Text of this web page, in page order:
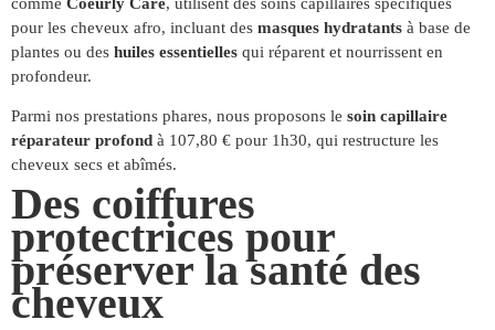
pour les cheveux afro, incluant des masques hydratants à base de
plantes ou des huiles essentielles qui réparent et nourrissent en
profondeur.
Parmi nos prestations phares, nous proposons le soin capillaire
réparateur profond à 107,80 € pour 1h30, qui restructure les
cheveux secs et abîmés.
Des coiffures
protectrices pour
préserver la santé des
cheveux